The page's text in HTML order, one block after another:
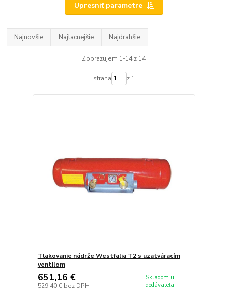
Upresniť parametre
Najnovšie Najlacnejšie Najdrahšie
Zobrazujem 1-14 z 14
strana z 1
Tlakovanie nádrže Westfalia T2 s uzatváracím
ventilom
651,16 €
529,40 € bez DPH
Skladom u
dodávateľa